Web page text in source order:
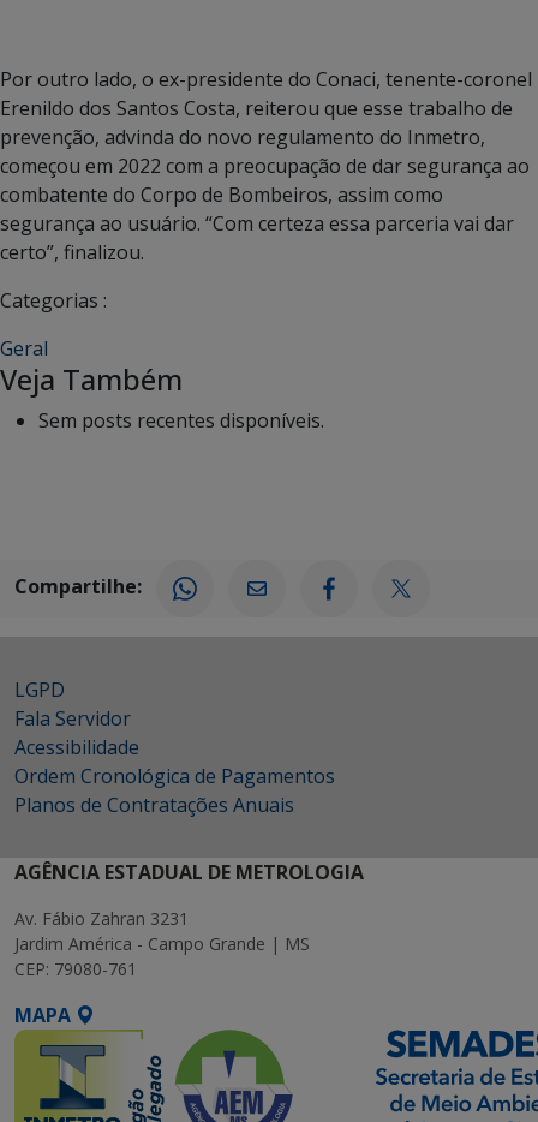
Por outro lado, o ex-presidente do Conaci, tenente-coronel
Erenildo dos Santos Costa, reiterou que esse trabalho de
prevenção, advinda do novo regulamento do Inmetro,
começou em 2022 com a preocupação de dar segurança ao
combatente do Corpo de Bombeiros, assim como
segurança ao usuário. “Com certeza essa parceria vai dar
certo”, finalizou.
Categorias :
Geral
Veja Também
Sem posts recentes disponíveis.
Compartilhe:
LGPD
Fala Servidor
Acessibilidade
Ordem Cronológica de Pagamentos
Planos de Contratações Anuais
AGÊNCIA ESTADUAL DE METROLOGIA
Av. Fábio Zahran 3231
Jardim América - Campo Grande | MS
CEP: 79080-761
MAPA